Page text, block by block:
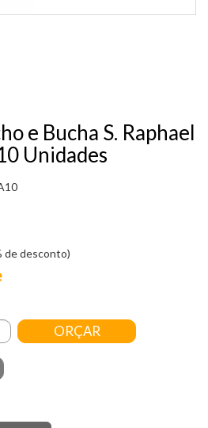
e Bucha S. Raphael
Unidades
de desconto)
ORÇAR